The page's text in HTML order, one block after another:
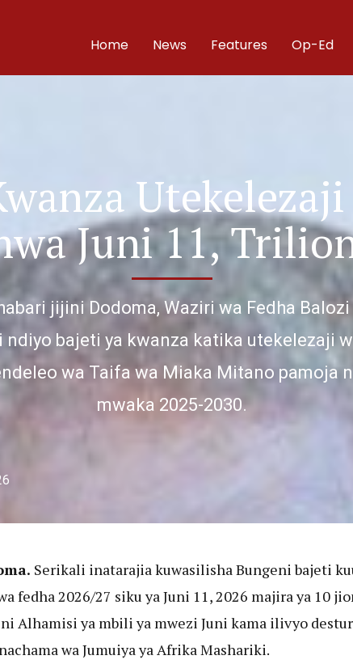
Home News Features Op-Ed
Juni 11,
jijini Dodoma, Waziri wa Fedha
bajeti ya kwanza katika utekelezaji
wa Taifa wa Miaka Mitano pamoja
mwaka 2025-2030.
Serikali inatarajia kuwasilisha Bungeni bajeti
fedha 2026/27 siku ya Juni 11, 2026 majira ya 10
ni Alhamisi ya mbili ya mwezi Juni kama ilivyo
wa Jumuiya ya Afrika Mashariki.